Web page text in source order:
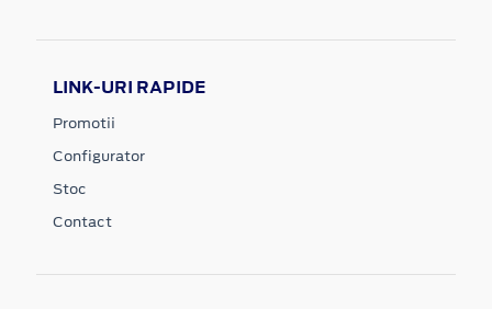
LINK-URI RAPIDE
Promotii
Configurator
Stoc
Contact